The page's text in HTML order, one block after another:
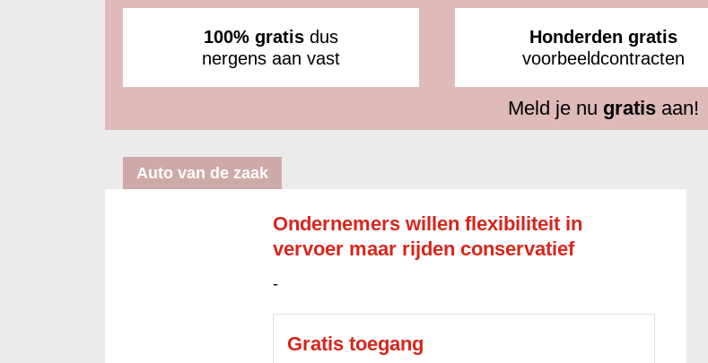
100% gratis dus
nergens aan vast
Honderden gratis
voorbeeldcontracten
Meld je nu gratisaan!
Auto van de zaak
Ondernemers willen flexibiliteit in
vervoer maar rijden conservatief
-
Gratis toegang